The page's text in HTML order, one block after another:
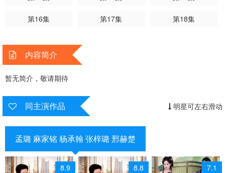
第16集 第17集 第18集
内容简介
暂无简介，敬请期待
同主演作品 明星可左右滑动
孟璐 麻家铭 杨承翰 张梓璐 邢赫楚
8.9 8.8 7.1